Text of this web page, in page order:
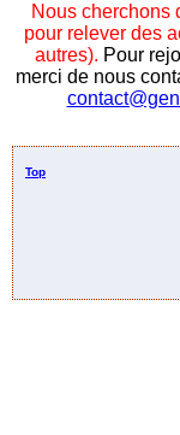
Nous cherchons
pour relever des
autres). Pour
merci de nous
Top